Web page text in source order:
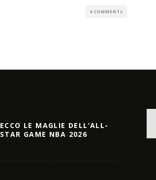
4 COMMENTS
ECCO LE MAGLIE DELL’ALL-
STAR GAME NBA 2026